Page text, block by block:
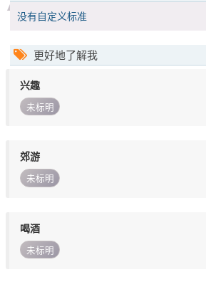
没有自定义标准
更好地了解我
兴趣
未标明
郊游
未标明
喝酒
未标明